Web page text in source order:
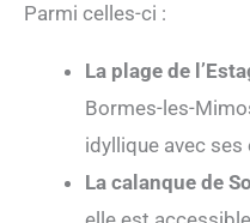
Parmi celles-ci :
La plage de
Bormes-les-
idyllique avec
La calanque de